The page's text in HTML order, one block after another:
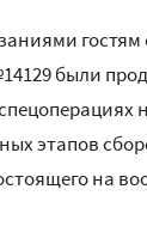
были
этапов
на